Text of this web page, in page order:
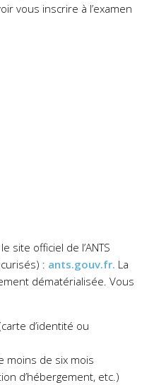
vous inscrire à l’examen
site officiel de l’ANTS
: ants.gouv.fr. La
dématérialisée. Vous
d’identité ou
moins de six mois
d’hébergement, etc.)